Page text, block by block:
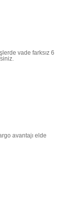
vade farksız 6
avantajı elde